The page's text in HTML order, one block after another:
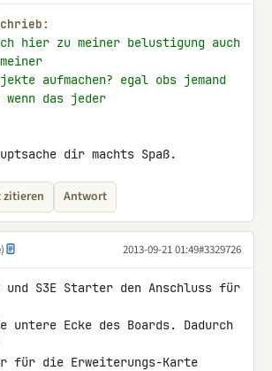
hier zu meiner belustigung auch
aufmachen? egal obs jemand
das jeder
dir machts Spaß.
zitieren Antwort
2013-09-21 01:49#3329726
und S3E Starter den Anschluss für
Ecke des Boards. Dadurch
für die Erweiterungs-Karte